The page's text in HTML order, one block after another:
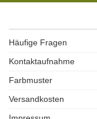
Häufige Fragen
Kontaktaufnahme
Farbmuster
Versandkosten